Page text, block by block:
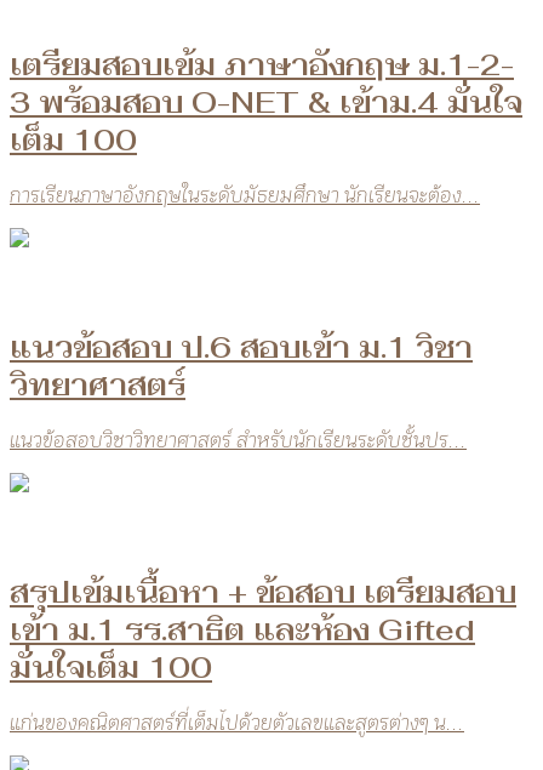
เตรียมสอบเข้ม ภาษาอังกฤษ ม.1-2-
3 พร้อมสอบ O-NET & เข้าม.4 มั่นใจ
เต็ม 100
การเรียนภาษาอังกฤษในระดับมัธยมศึกษา นักเรียนจะต้อง...
แนวข้อสอบ ป.6 สอบเข้า ม.1 วิชา
วิทยาศาสตร์
แนวข้อสอบวิชาวิทยาศาสตร์ สำหรับนักเรียนระดับชั้นปร...
สรุปเข้มเนื้อหา + ข้อสอบ เตรียมสอบ
เข้า ม.1 รร.สาธิต และห้อง Gifted
มั่นใจเต็ม 100
แก่นของคณิตศาสตร์ที่เต็มไปด้วยตัวเลขและสูตรต่างๆ น...